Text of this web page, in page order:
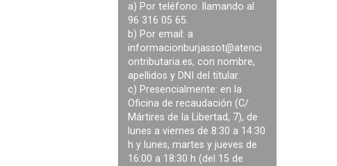
a) Por teléfono: llamando al
96 316 05 65.
b) Por email: a
informacionburjassot@atenci
ontributaria.es, con nombre,
apellidos y DNI del titular.
c) Presencialmente: en la
Oficina de recaudación (C/
Mártires de la Libertad, 7), de
lunes a viernes de 8:30 a 14:30
h y lunes, martes y jueves de
16:00 a 18:30 h (del 15 de